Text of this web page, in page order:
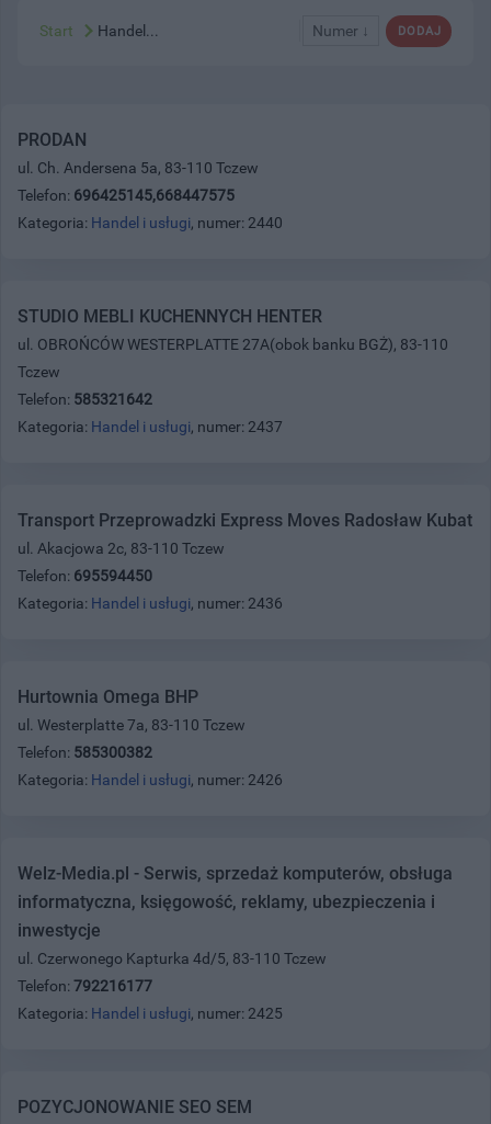
DODAJ
Numer ↓
Start Handel...
PRODAN
ul. Ch. Andersena 5a, 83-110 Tczew
Telefon: 696425145,668447575
Kategoria: Handel i usługi, numer: 2440
STUDIO MEBLI KUCHENNYCH HENTER
ul. OBROŃCÓW WESTERPLATTE 27A(obok banku BGŻ), 83-110
Tczew
Telefon: 585321642
Kategoria: Handel i usługi, numer: 2437
Transport Przeprowadzki Express Moves Radosław Kubat
ul. Akacjowa 2c, 83-110 Tczew
Telefon: 695594450
Kategoria: Handel i usługi, numer: 2436
Hurtownia Omega BHP
ul. Westerplatte 7a, 83-110 Tczew
Telefon: 585300382
Kategoria: Handel i usługi, numer: 2426
Welz-Media.pl - Serwis, sprzedaż komputerów, obsługa
informatyczna, księgowość, reklamy, ubezpieczenia i
inwestycje
ul. Czerwonego Kapturka 4d/5, 83-110 Tczew
Telefon: 792216177
Kategoria: Handel i usługi, numer: 2425
POZYCJONOWANIE SEO SEM